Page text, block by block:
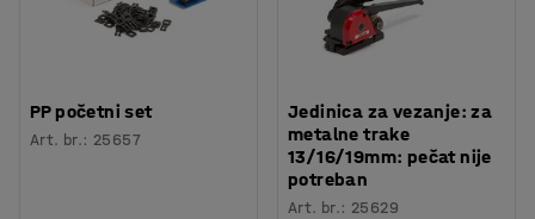
PP početni set
Art. br.: 25657
Jedinica za vezanje: za
metalne trake
13/16/19mm: pečat nije
potreban
Art. br.: 25629